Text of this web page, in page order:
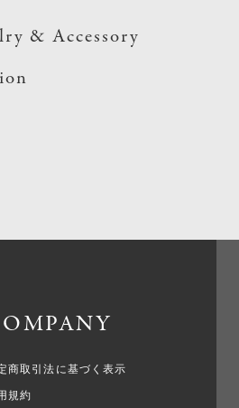
& Accessory
商取引法に基づく表示
規約